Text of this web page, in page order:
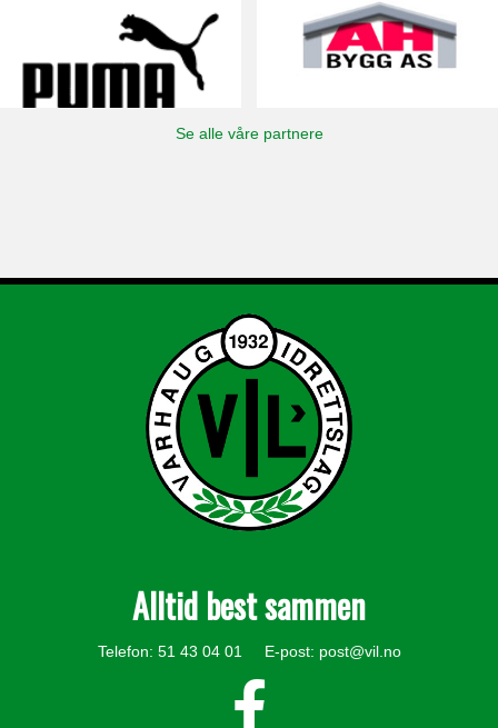
Se alle våre partnere
Alltid best sammen
Telefon: 51 43 04 01 E-post: post@vil.no